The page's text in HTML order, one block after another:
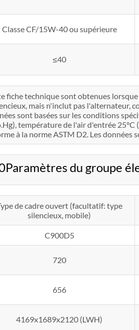
Classe CF/15W-40 ou supérieure
≤40
fiche technique sont obtenues
mais n'inclut pas l'alternateur,
sont basées sur les conditions
température de l'air d'entrée 25°C
à la norme ASTM D2. Les
du groupe
de cadre ouvert (facultatif: type
silencieux, mobile)
C900D5
720
656
4169x1689x2120 (LWH)